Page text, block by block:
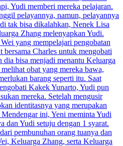
Yudi memberi mereka pelajaran.
pelayannya, namun, pelayannya
tak bisa dikalahkan, Nenek Lisa
Zhang melenyapkan Yudi.
yang mempelajari pengobatan
Charles untuk mengobati
dia bisa menjadi menantu Keluarga
obat yang mereka bawa,
barang seperti itu. Saat
Kakek Yunarto, Yudi pun
mereka. Setelah mengusir
identitasnya yang merupakan
ini, Yeni meminta Yudi
dan Yudi setuju dengan 1 syarat.
pembunuhan orang tuanya dan
Keluarga Zhang, serta Keluarga